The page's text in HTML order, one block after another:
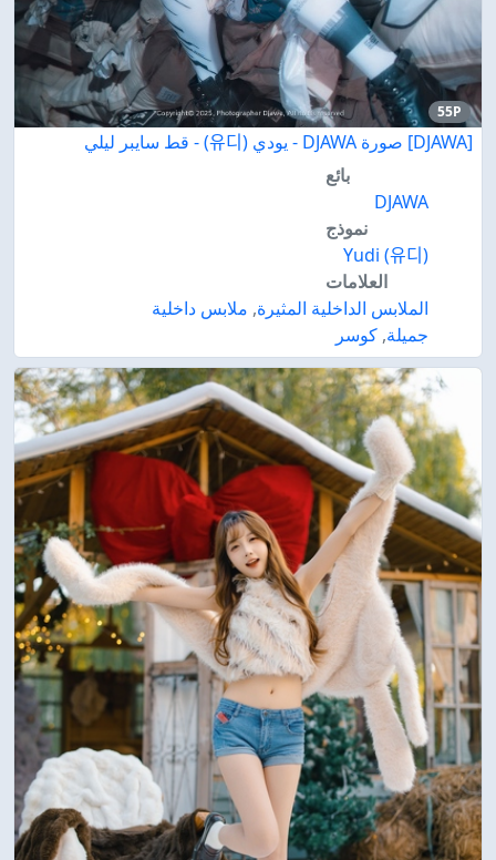
55P
[DJAWA] صورة DJAWA - يودي (유디) - قط سايبر ليلي
بائع
DJAWA
نموذج
Yudi (유디)
العلامات
الملابس الداخلية المثيرة, ملابس داخلية
جميلة, كوسر